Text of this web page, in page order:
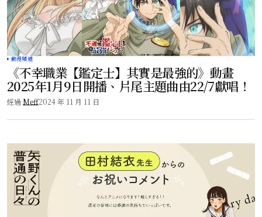
動漫頻道
《不幸職業【鑑定士】其實是最強的》動畫
2025年1月9日開播、片尾主題曲由22/7獻唱！
經過 Meff2024 年 11 月 11 日